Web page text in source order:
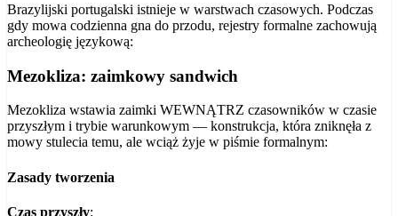
Brazylijski portugalski istnieje w warstwach czasowych. Podczas
gdy mowa codzienna gna do przodu, rejestry formalne zachowują
archeologię językową:
Mezokliza: zaimkowy sandwich
Mezokliza wstawia zaimki WEWNĄTRZ czasowników w czasie
przyszłym i trybie warunkowym — konstrukcja, która zniknęła z
mowy stulecia temu, ale wciąż żyje w piśmie formalnym:
Zasady tworzenia
Czas przyszły: